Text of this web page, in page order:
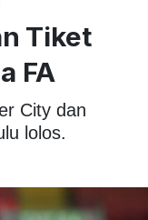
Tiket
FA
City dan
lolos.